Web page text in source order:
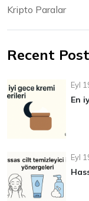
Kripto Paralar
Recent
Eyl
En
Eyl